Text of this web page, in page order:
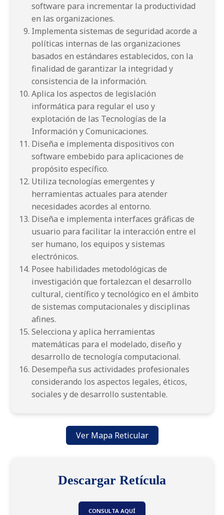
software para incrementar la productividad
en las organizaciones.
Implementa sistemas de seguridad acorde a
políticas internas de las organizaciones
basados en estándares establecidos, con la
finalidad de garantizar la integridad y
consistencia de la información.
Aplica los aspectos de legislación
informática para regular el uso y
explotación de las Tecnologías de la
Información y Comunicaciones.
Diseña e implementa dispositivos con
software embebido para aplicaciones de
propósito específico.
Utiliza tecnologías emergentes y
herramientas actuales para atender
necesidades acordes al entorno.
Diseña e implementa interfaces gráficas de
usuario para facilitar la interacción entre el
ser humano, los equipos y sistemas
electrónicos.
Posee habilidades metodológicas de
investigación que fortalezcan el desarrollo
cultural, científico y tecnológico en el ámbito
de sistemas computacionales y disciplinas
afines.
Selecciona y aplica herramientas
matemáticas para el modelado, diseño y
desarrollo de tecnología computacional.
Desempeña sus actividades profesionales
considerando los aspectos legales, éticos,
sociales y de desarrollo sustentable.
Ver Mapa Reticular
Descargar Retícula
CONSULTA AQUÍ